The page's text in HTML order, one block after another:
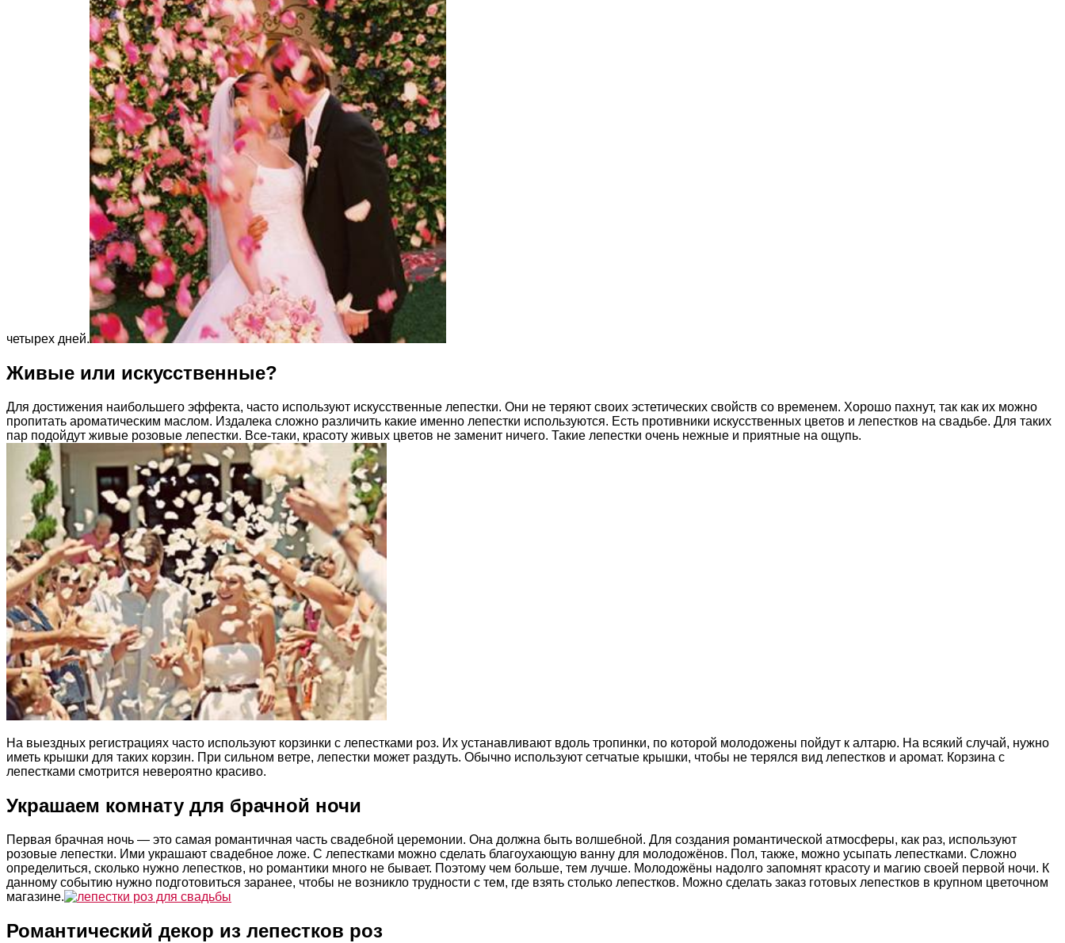
четырех дней.
Живые или искусственные?
Для достижения наибольшего эффекта, часто используют искусственные лепестки. Они не теряют своих эстетических свойств со временем. Хорошо пахнут, так как их можно
пропитать ароматическим маслом. Издалека сложно различить какие именно лепестки используются. Есть противники искусственных цветов и лепестков на свадьбе. Для таких
пар подойдут живые розовые лепестки. Все-таки, красоту живых цветов не заменит ничего. Такие лепестки очень нежные и приятные на ощупь.
На выездных регистрациях часто используют корзинки с лепестками роз. Их устанавливают вдоль тропинки, по которой молодожены пойдут к алтарю. На всякий случай, нужно
иметь крышки для таких корзин. При сильном ветре, лепестки может раздуть. Обычно используют сетчатые крышки, чтобы не терялся вид лепестков и аромат. Корзина с
лепестками смотрится невероятно красиво.
Украшаем комнату для брачной ночи
Первая брачная ночь — это самая романтичная часть свадебной церемонии. Она должна быть волшебной. Для создания романтической атмосферы, как раз, используют
розовые лепестки. Ими украшают свадебное ложе. С лепестками можно сделать благоухающую ванну для молодожёнов. Пол, также, можно усыпать лепестками. Сложно
определиться, сколько нужно лепестков, но романтики много не бывает. Поэтому чем больше, тем лучше. Молодожёны надолго запомнят красоту и магию своей первой ночи. К
данному событию нужно подготовиться заранее, чтобы не возникло трудности с тем, где взять столько лепестков. Можно сделать заказ готовых лепестков в крупном цветочном
магазине.
Романтический декор из лепестков роз